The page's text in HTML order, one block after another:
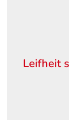
Leifheit